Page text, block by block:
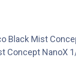
Black Mist
Concept